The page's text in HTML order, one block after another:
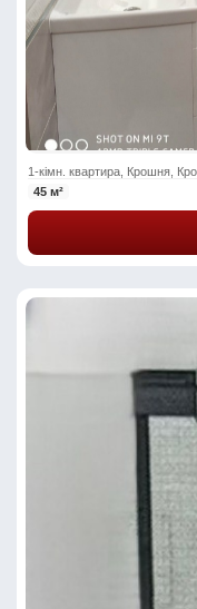
1-кімн. квартира, Крошня,
45 м²